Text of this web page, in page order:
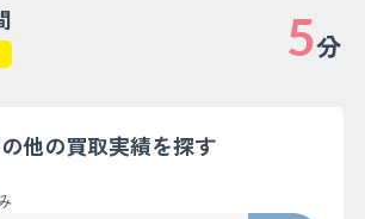
5分
他の買取実績を探す